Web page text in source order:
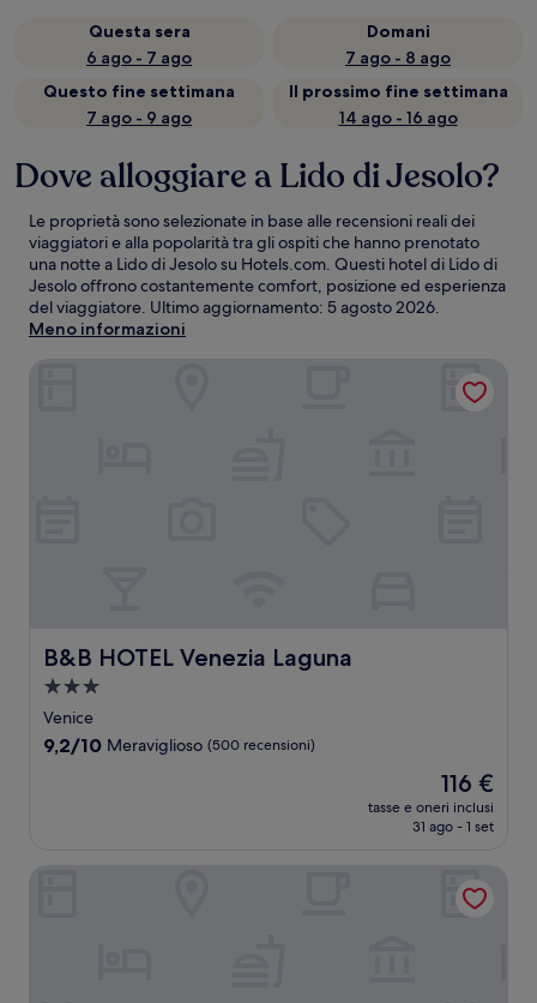
Questa sera
6 ago - 7 ago
Domani
7 ago - 8 ago
Questo fine settimana
7 ago - 9 ago
Il prossimo fine settimana
14 ago - 16 ago
Dove alloggiare a Lido di Jesolo?
Le proprietà sono selezionate in base alle recensioni reali dei
viaggiatori e alla popolarità tra gli ospiti che hanno prenotato
una notte a Lido di Jesolo su Hotels.com. Questi hotel di Lido di
Jesolo offrono costantemente comfort, posizione ed esperienza
del viaggiatore. Ultimo aggiornamento: 5 agosto 2026.
Meno informazioni
B&B HOTEL Venezia Laguna
B&B HOTEL Venezia Laguna
Struttura
a
3.0
Venice
9.2
9,2/10 Meraviglioso (500 recensioni)
Il
prezzo
attuale
116 €
116 €
tasse e oneri inclusi
31 ago - 1 set